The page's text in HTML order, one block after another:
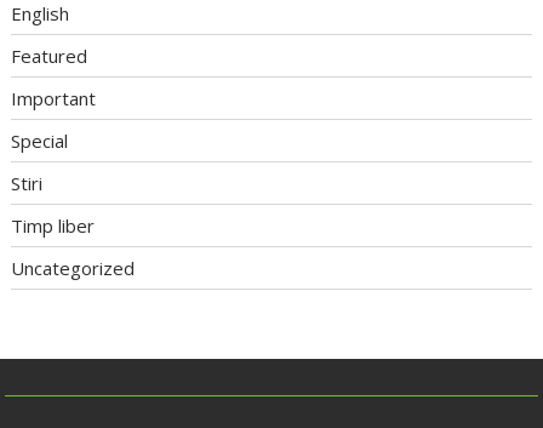
English
Featured
Important
Special
Stiri
Timp liber
Uncategorized